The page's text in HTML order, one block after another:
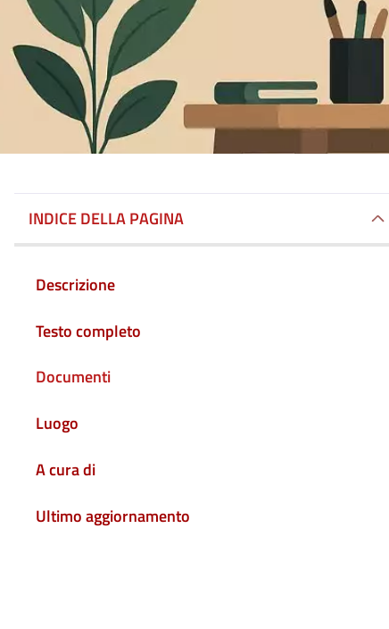
INDICE DELLA PAGINA
Descrizione
Testo completo
Documenti
Luogo
A cura di
Ultimo aggiornamento